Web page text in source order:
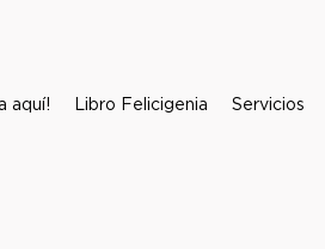
aquí! Libro Felicigenia Servicios